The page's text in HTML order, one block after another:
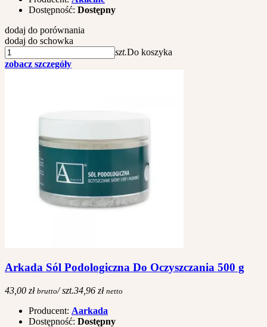
Dostępność: Dostępny
dodaj do porównania
dodaj do schowka
szt.Do koszyka
zobacz szczegóły
Arkada Sól Podologiczna Do Oczyszczania 500 g
43,00 zł brutto/ szt.34,96 zł netto
Producent: Aarkada
Dostępność: Dostępny